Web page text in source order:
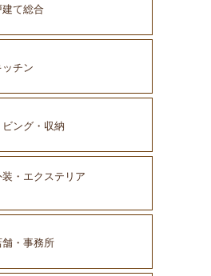
建て総合
ッチン
ビング・収納
装・エクステリア
舗・事務所